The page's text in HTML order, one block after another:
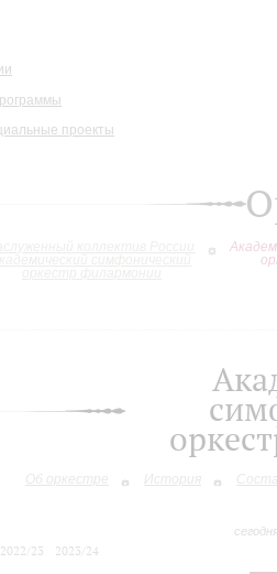
проекты
Об оркестре История
2022/23
2023/24